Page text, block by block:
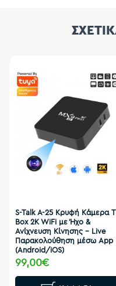
S-Talk A-25 Κρυφή Κάμερα
Box 2K WiFi με Ήχο &
Ανίχνευση Κίνησης – Live
Παρακολούθηση μέσω App
(Android/iOS)
99,00€